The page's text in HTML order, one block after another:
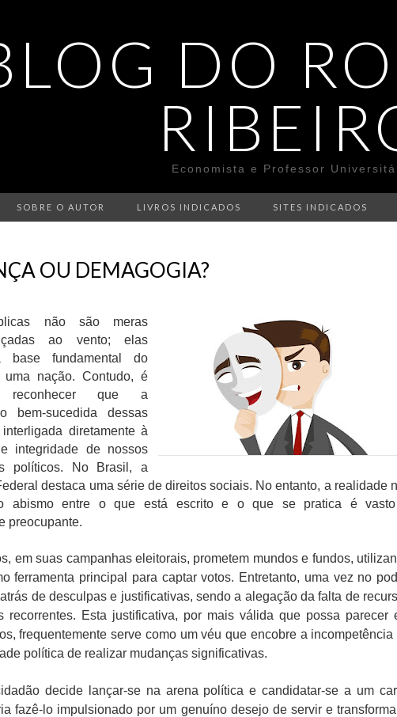
DO
Economista e Professor
SOBRE O AUTOR LIVROS INDICADOS SITES INDICADOS
OU DEMAGOGIA?
não são meras
ao vento; elas
base fundamental do
uma nação. Contudo, é
reconhecer que a
bem-sucedida dessas
diretamente à
integridade de nossos
políticos. No Brasil, a
destaca uma série de direitos sociais. No entanto, a realidade
abismo entre o que está escrito e o que se pratica é
preocupante.
em suas campanhas eleitorais, prometem mundos e fundos,
ferramenta principal para captar votos. Entretanto, uma vez no
de desculpas e justificativas, sendo a alegação da falta de
recorrentes. Esta justificativa, por mais válida que possa parecer
frequentemente serve como um véu que encobre a incompetência
política de realizar mudanças significativas.
decide lançar-se na arena política e candidatar-se a um
fazê-lo impulsionado por um genuíno desejo de servir e